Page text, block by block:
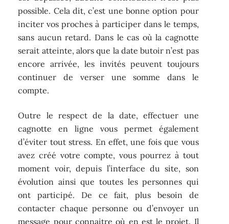
possible. Cela dit, c’est une bonne option pour
inciter vos proches à participer dans le temps,
sans aucun retard. Dans le cas où la cagnotte
serait atteinte, alors que la date butoir n’est pas
encore arrivée, les invités peuvent toujours
continuer de verser une somme dans le
compte.
Outre le respect de la date, effectuer une
cagnotte en ligne vous permet également
d’éviter tout stress. En effet, une fois que vous
avez créé votre compte, vous pourrez à tout
moment voir, depuis l’interface du site, son
évolution ainsi que toutes les personnes qui
ont participé. De ce fait, plus besoin de
contacter chaque personne ou d’envoyer un
message pour connaitre où en est le projet. Il